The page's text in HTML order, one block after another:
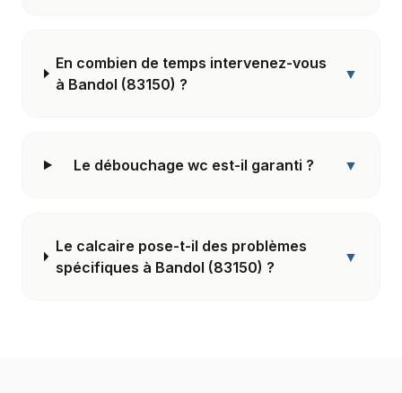
En combien de temps intervenez-vous
à Bandol (83150) ?
▼
Le débouchage wc est-il garanti ? ▼
Le calcaire pose-t-il des problèmes
spécifiques à Bandol (83150) ?
▼